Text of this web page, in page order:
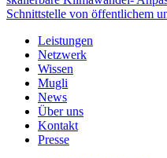
Schnittstelle von öffentlichem
Leistungen
Netzwerk
Wissen
Mugli
News
Über uns
Kontakt
Presse